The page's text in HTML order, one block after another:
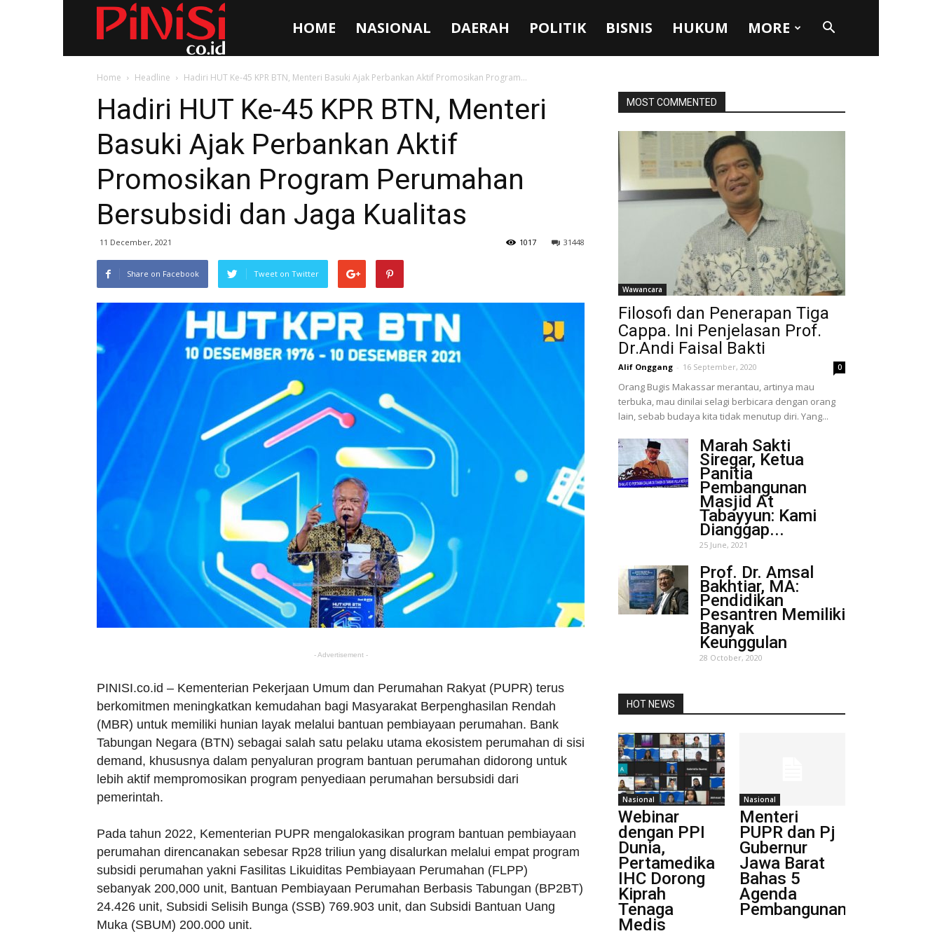
HOME NASIONAL DAERAH POLITIK BISNIS HUKUM MORE
Home Headline Hadiri HUT Ke-45 KPR BTN, Menteri Basuki Ajak Perbankan Aktif Promosikan Program...
Hadiri HUT Ke-45 KPR BTN, Menteri
Basuki Ajak Perbankan Aktif
Promosikan Program Perumahan
Bersubsidi dan Jaga Kualitas
11 December, 2021 31448
1017
Share on Facebook Tweet on Twitter
- Advertisement -
PINISI.co.id – Kementerian Pekerjaan Umum dan Perumahan Rakyat (PUPR) terus
berkomitmen meningkatkan kemudahan bagi Masyarakat Berpenghasilan Rendah
(MBR) untuk memiliki hunian layak melalui bantuan pembiayaan perumahan. Bank
Tabungan Negara (BTN) sebagai salah satu pelaku utama ekosistem perumahan di sisi
demand, khususnya dalam penyaluran program bantuan perumahan didorong untuk
lebih aktif mempromosikan program penyediaan perumahan bersubsidi dari
pemerintah.
Pada tahun 2022, Kementerian PUPR mengalokasikan program bantuan pembiayaan
perumahan direncanakan sebesar Rp28 triliun yang disalurkan melalui empat program
subsidi perumahan yakni Fasilitas Likuiditas Pembiayaan Perumahan (FLPP)
sebanyak 200,000 unit, Bantuan Pembiayaan Perumahan Berbasis Tabungan (BP2BT)
24.426 unit, Subsidi Selisih Bunga (SSB) 769.903 unit, dan Subsidi Bantuan Uang
Muka (SBUM) 200.000 unit.
MOST COMMENTED
Wawancara
Filosofi dan Penerapan Tiga
Cappa. Ini Penjelasan Prof.
Dr.Andi Faisal Bakti
Alif Onggang - 16 September, 2020 0
Orang Bugis Makassar merantau, artinya mau
terbuka, mau dinilai selagi berbicara dengan orang
lain, sebab budaya kita tidak menutup diri. Yang...
Marah Sakti
Siregar, Ketua
Panitia
Pembangunan
Masjid At
Tabayyun: Kami
Dianggap...
25 June, 2021
Prof. Dr. Amsal
Bakhtiar, MA:
Pendidikan
Pesantren Memiliki
Banyak
Keunggulan
28 October, 2020
HOT NEWS
Nasional
Webinar
dengan PPI
Dunia,
Pertamedika
IHC Dorong
Kiprah
Tenaga
Medis
Nasional
Menteri
PUPR dan Pj
Gubernur
Jawa Barat
Bahas 5
Agenda
Pembangunan...